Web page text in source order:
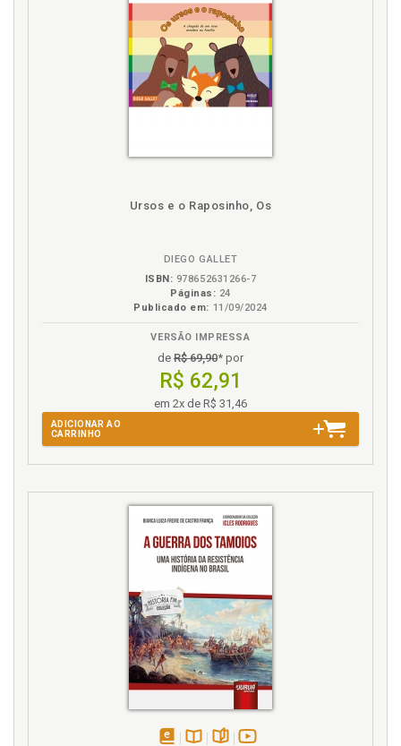
Ursos e o Raposinho, Os
DIEGO GALLET
ISBN: 978652631266-7
Páginas: 24
Publicado em: 11/09/2024
VERSÃO IMPRESSA
de R$ 69,90* por
R$ 62,91
em 2x de R$ 31,46
ADICIONAR AO
CARRINHO